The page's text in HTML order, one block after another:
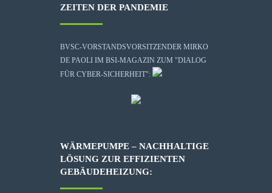
ZEITEN DER PANDEMIE
BVSC-VORSTANDSVORSITZENDER MIRKO
DE PAOLI IM BSI-MAGAZIN ZUM "DIALOG
FÜR CYBER-SICHERHEIT":
WÄRMEPUMPE – NACHHALTIGE
LÖSUNG ZUR EFFIZIENTEN
GEBÄUDEHEIZUNG: